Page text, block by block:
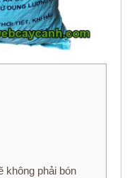
không phải bón